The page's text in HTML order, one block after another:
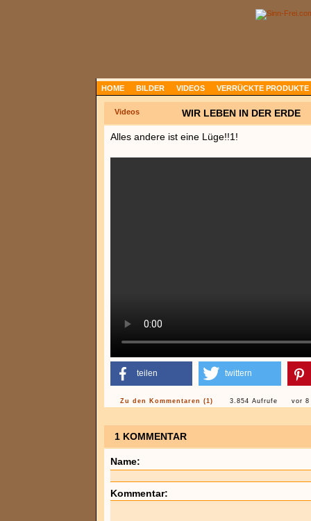
HOME BILDER VIDEOS VERRÜCKTE PRODUKTE
Videos WIR LEBEN IN DER ERDE
Alles andere ist eine Lüge!!1!
teilen twittern
Zu den Kommentaren (1) 3.854 Aufrufe vor 8
1 KOMMENTAR
Name:
Kommentar: